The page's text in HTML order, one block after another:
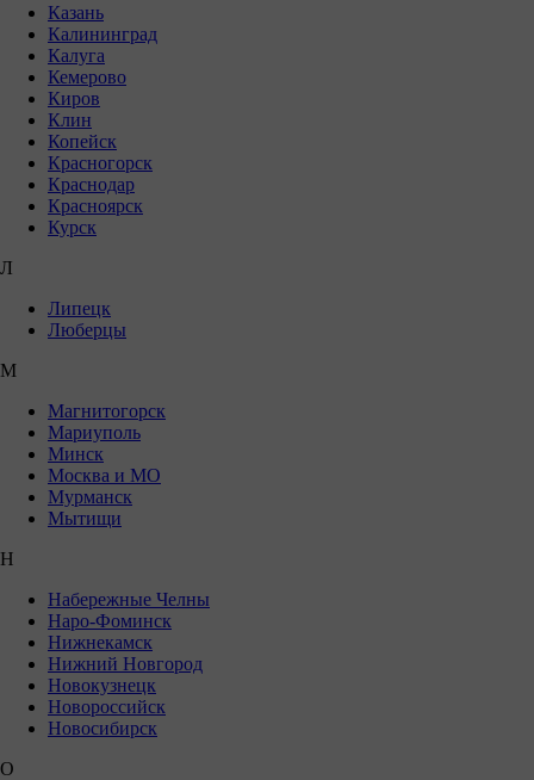
Казань
Калининград
Калуга
Кемерово
Киров
Клин
Копейск
Красногорск
Краснодар
Красноярск
Курск
Л
Липецк
Люберцы
М
Магнитогорск
Мариуполь
Минск
Москва и МО
Мурманск
Мытищи
Н
Набережные Челны
Наро-Фоминск
Нижнекамск
Нижний Новгород
Новокузнецк
Новороссийск
Новосибирск
О